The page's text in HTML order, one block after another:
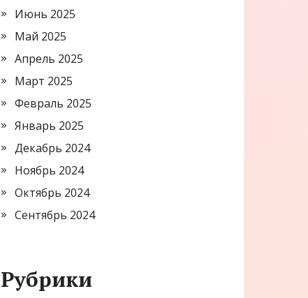
Июнь 2025
Май 2025
Апрель 2025
Март 2025
Февраль 2025
Январь 2025
Декабрь 2024
Ноябрь 2024
Октябрь 2024
Сентябрь 2024
Рубрики